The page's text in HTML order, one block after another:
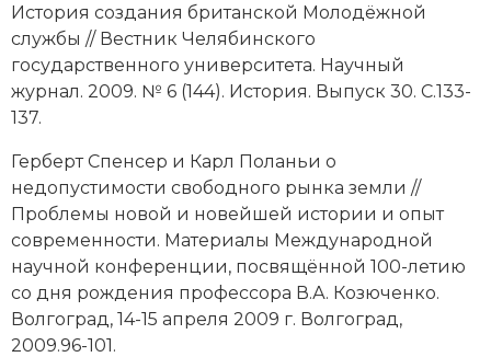
История создания британской Молодёжной
службы // Вестник Челябинского
государственного университета. Научный
журнал. 2009. № 6 (144). История. Выпуск 30. С.133-
137.
Герберт Спенсер и Карл Поланьи о
недопустимости свободного рынка земли //
Проблемы новой и новейшей истории и опыт
современности. Материалы Международной
научной конференции, посвящённой 100-летию
со дня рождения профессора В.А. Козюченко.
Волгоград, 14-15 апреля 2009 г. Волгоград,
2009.96-101.